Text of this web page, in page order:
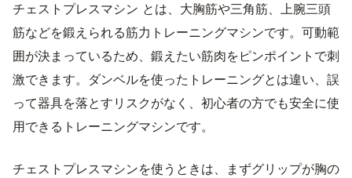
チェストプレスマシン とは、大胸筋や三角筋、上腕三頭
筋などを鍛えられる筋力トレーニングマシンです。可動範
囲が決まっているため、鍛えたい筋肉をピンポイントで刺
激できます。ダンベルを使ったトレーニングとは違い、誤
って器具を落とすリスクがなく、初心者の方でも安全に使
用できるトレーニングマシンです。
チェストプレスマシンを使うときは、まずグリップが胸の